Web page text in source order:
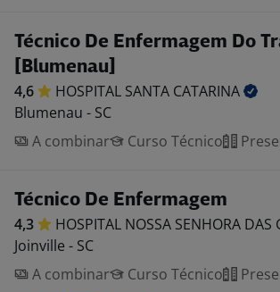
Técnico De Enfermagem Do
[Blumenau]
4,6 HOSPITAL SANTA CATARINA
Blumenau - SC
A combinar
Curso Técnico
Técnico De Enfermagem
4,3 HOSPITAL NOSSA SENHORA DAS
Joinville - SC
A combinar
Curso Técnico